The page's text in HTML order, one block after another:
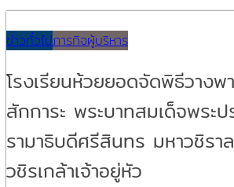
ข่าวทั่วไปภารกิจผู้บริหาร
โรงเรียนห้วยยอดจัดพิธีวางพ
สักการะ พระบาทสมเด็จพระ
รามาธิบดีศรีสินทร มหาวชิร
วชิรเกล้าเจ้าอยู่หัว